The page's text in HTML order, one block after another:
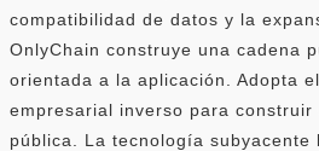
compatibilidad de datos y la
OnlyChain construye una cadena
orientada a la aplicación. Adopta
empresarial inverso para construir
pública. La tecnología subyacente